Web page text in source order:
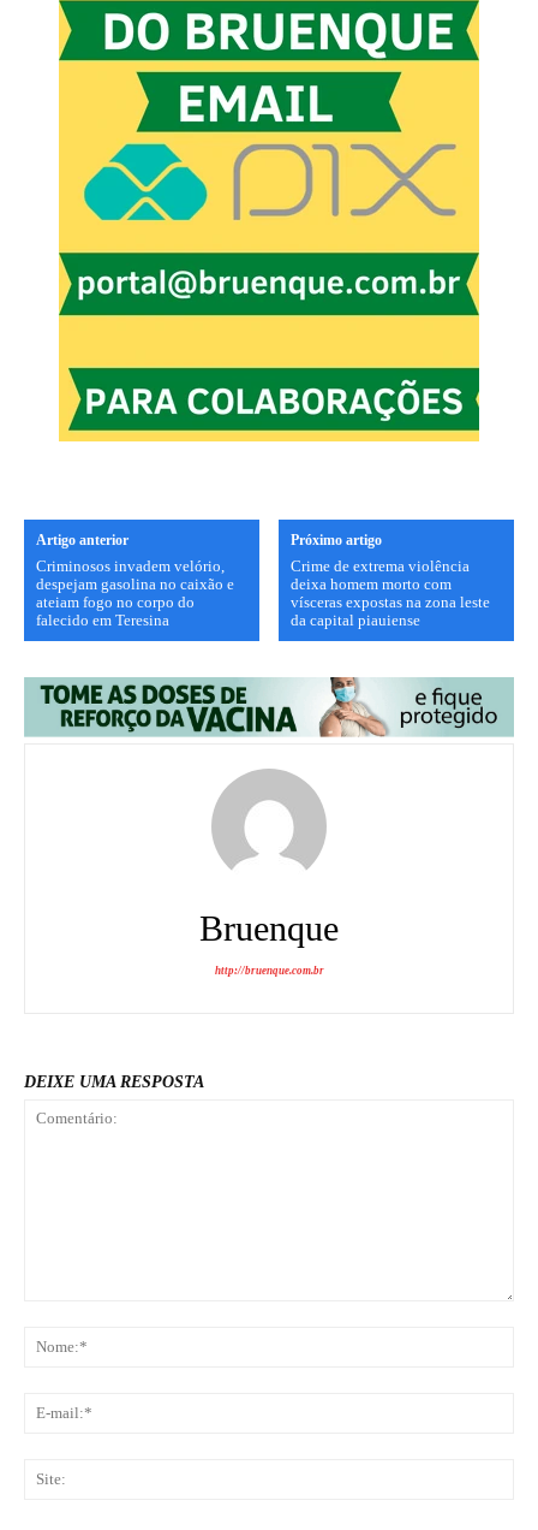
Artigo anterior
Criminosos invadem velório,
despejam gasolina no caixão e
ateiam fogo no corpo do
falecido em Teresina
Próximo artigo
Crime de extrema violência
deixa homem morto com
vísceras expostas na zona leste
da capital piauiense
Bruenque
http://bruenque.com.br
DEIXE UMA RESPOSTA